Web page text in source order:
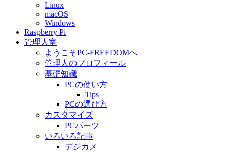
Linux
macOS
Windows
Raspberry Pi
管理人室
ようこそPC-FREEDOMへ
管理人のプロフィール
基礎知識
PCの使い方
Tips
PCの選び方
カスタマイズ
PCパーツ
いろいろ記事
デジカメ